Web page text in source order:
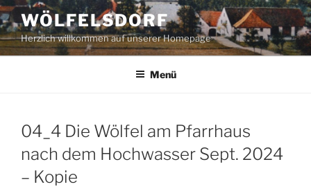
Zum
Inhalt
springen
WÖLFELSDORF
Herzlich willkommen auf unserer Homepage
Menü
04_4 Die Wölfel am Pfarrhaus
nach dem Hochwasser Sept. 2024
– Kopie